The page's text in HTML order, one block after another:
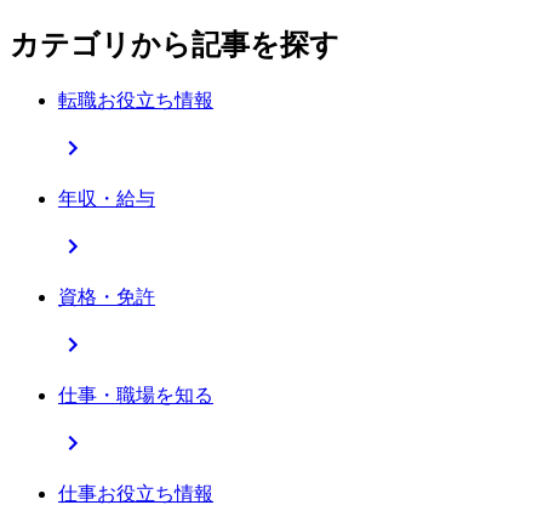
カテゴリから記事を探す
転職お役立ち情報
年収・給与
資格・免許
仕事・職場を知る
仕事お役立ち情報